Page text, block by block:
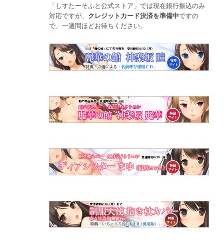
「しすたーそふと公式ストア」では現在銀行振込のみ
対応ですが、 クレジットカード決済を準備中ですの
で、一週間ほどお待ちください。